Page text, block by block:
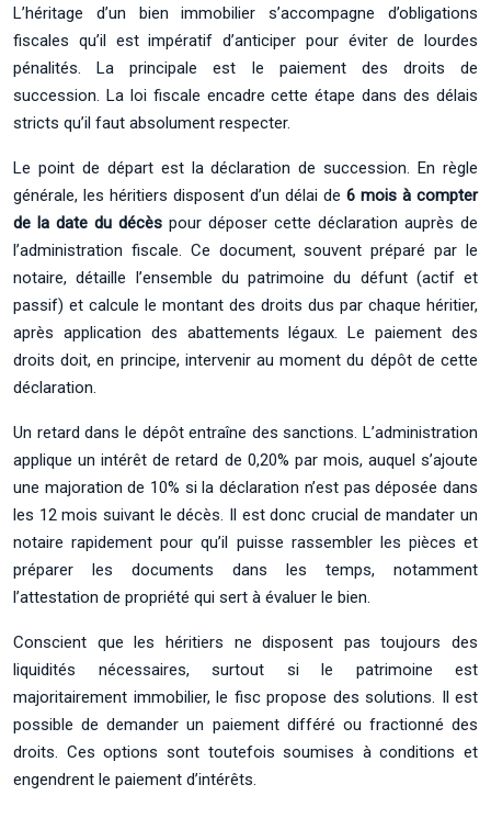
L’héritage d’un bien immobilier s’accompagne d’obligations
fiscales qu’il est impératif d’anticiper pour éviter de lourdes
pénalités. La principale est le paiement des droits de
succession. La loi fiscale encadre cette étape dans des délais
stricts qu’il faut absolument respecter.
Le point de départ est la déclaration de succession. En règle
générale, les héritiers disposent d’un délai de 6 mois à compter
de la date du décès pour déposer cette déclaration auprès de
l’administration fiscale. Ce document, souvent préparé par le
notaire, détaille l’ensemble du patrimoine du défunt (actif et
passif) et calcule le montant des droits dus par chaque héritier,
après application des abattements légaux. Le paiement des
droits doit, en principe, intervenir au moment du dépôt de cette
déclaration.
Un retard dans le dépôt entraîne des sanctions. L’administration
applique un intérêt de retard de 0,20% par mois, auquel s’ajoute
une majoration de 10% si la déclaration n’est pas déposée dans
les 12 mois suivant le décès. Il est donc crucial de mandater un
notaire rapidement pour qu’il puisse rassembler les pièces et
préparer les documents dans les temps, notamment
l’attestation de propriété qui sert à évaluer le bien.
Conscient que les héritiers ne disposent pas toujours des
liquidités nécessaires, surtout si le patrimoine est
majoritairement immobilier, le fisc propose des solutions. Il est
possible de demander un paiement différé ou fractionné des
droits. Ces options sont toutefois soumises à conditions et
engendrent le paiement d’intérêts.